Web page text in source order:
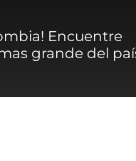
Encuentre
grande del